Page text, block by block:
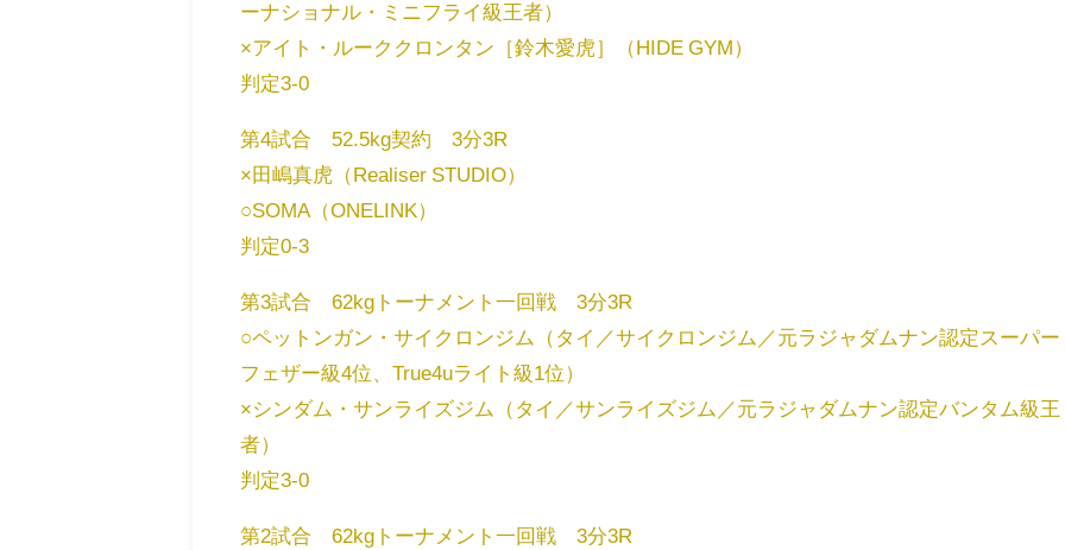
ーナショナル・ミニフライ級王者）
×アイト・ルーククロンタン［鈴木愛虎］（HIDE GYM）
判定3-0
第4試合 52.5kg契約 3分3R
×田嶋真虎（Realiser STUDIO）
○SOMA（ONELINK）
判定0-3
第3試合 62kgトーナメント一回戦 3分3R
○ペットンガン・サイクロンジム（タイ／サイクロンジム／元ラジャダムナン認定スーパー
フェザー級4位、True4uライト級1位）
×シンダム・サンライズジム（タイ／サンライズジム／元ラジャダムナン認定バンタム級王
者）
判定3-0
第2試合 62kgトーナメント一回戦 3分3R